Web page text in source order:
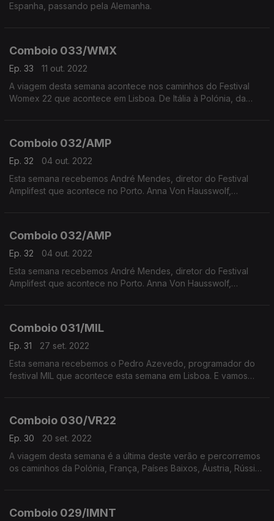
Espanha, passando pela Alemanha.
Comboio 033/WMX
Ep. 33
11 out. 2022
A viagem desta semana acontece nos caminhos do Festival
Womex 22 que acontece em Lisboa. De Itália à Polónia, da
Comboio 032/AMP
Ep. 32
04 out. 2022
Esta semana recebemos André Mendes, diretor do Festival
Amplifest que acontece no Porto. Anna Von Hausswolf,
Comboio 032/AMP
Ep. 32
04 out. 2022
Esta semana recebemos André Mendes, diretor do Festival
Amplifest que acontece no Porto. Anna Von Hausswolf,
Comboio 031/MIL
Ep. 31
27 set. 2022
Esta semana recebemos o Pedro Azevedo, programador do
festival MIL que acontece esta semana em Lisboa. E vamos
Comboio 030/VR22
Ep. 30
20 set. 2022
A viagem desta semana é a última deste verão e percorremos
os caminhos da Polónia, França, Países Baixos, Áustria, Rússia
Comboio 029/IMNT